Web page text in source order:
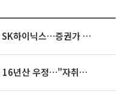
'불안과 기대 사이' 널뛰는 SK하이닉스…증권가 "HBM4·LTA 기반 펀터멘털 견고"
'나혼산' 류혜영, 고경표와 16년산 우정…"자취방서 부모님과 마주쳐"